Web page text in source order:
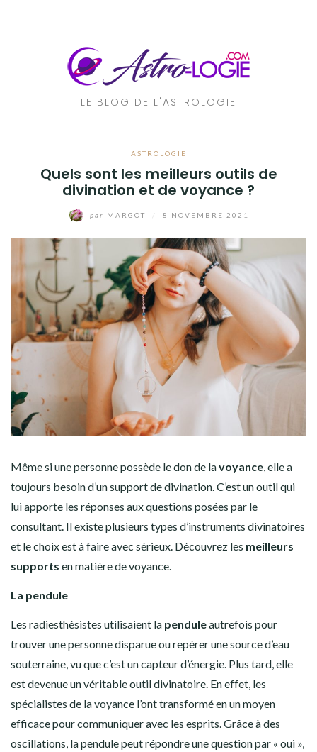
LE BLOG DE L'ASTROLOGIE
ASTROLOGIE
Quels sont les meilleurs outils de
divination et de voyance ?
par MARGOT 8 NOVEMBRE 2021
Même si une personne possède le don de lavoyance , elle a
toujours besoin d’un support de divination. C’est un outil qui
lui apporte les réponses aux questions posées par le
consultant. Il existe plusieurs types d’instruments divinatoires
et le choix est à faire avec sérieux. Découvrez les meilleurs
supports en matière de voyance.
La pendule
Les radiesthésistes utilisaient la penduleautrefois pour
trouver une personne disparue ou repérer une source d’eau
souterraine, vu que c’est un capteur d’énergie. Plus tard, elle
est devenue un véritable outil divinatoire. En effet, les
spécialistes de la voyance l’ont transformé en un moyen
efficace pour communiquer avec les esprits. Grâce à des
oscillations, la pendule peut répondre une question par « oui »,